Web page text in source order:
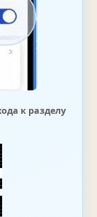
к разделу